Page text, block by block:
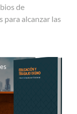
de
para alcanzar las